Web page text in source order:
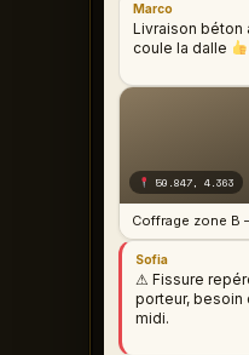
Marco
Livraison béton
coule la dalle
50.847, 4.363
Coffrage zone B
Sofia
⚠ Fissure
porteur, besoin
midi.